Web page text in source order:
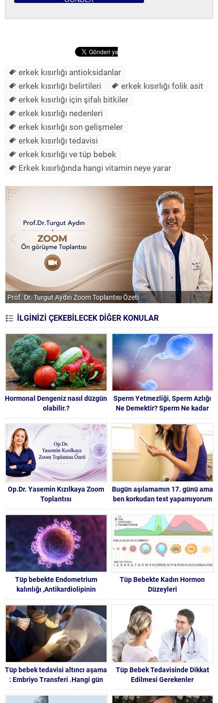
erkek kısırlığı antioksidanlar
erkek kısırlığı belirtileri
erkek kısırlığı folik asit
erkek kısırlığı için şifalı bitkiler
erkek kısırlığı nedenleri
erkek kısırlığı son gelişmeler
erkek kısırlığı tedavisi
erkek kısırlığı ve tüp bebek
Erkek kısırlığında hangi vitamin neye yarar
Prof. Dr. Turgut Aydın Zoom Toplantısı Özeti
İLGİNİZİ ÇEKEBİLECEK DİĞER KONULAR
Hormonal Dengeniz nasıl düzgün
olabilir.?
Sperm Yetmezliği, Sperm Azlığı
Ne Demektir? Sperm Ne kadar
olmalıdır ?
Op.Dr. Yasemin Kızılkaya Zoom
Toplantısı
Bugün aşılamamın 17. günü ama
ben korkudan test yapamıyorum
Tüp bebekte Endometrium
kalınlığı ,Antikardiolipinin
nedir,Tüp Bebek Tedavilerinde
Hasta Soru ve Doktor Cevapları
-92-
Tüp Bebekte Kadın Hormon
Düzeyleri
Tüp bebek tedavisi altıncı aşama
: Embriyo Transferi .Hangi gün
kaç hücre olması gerekir
Tüp Bebek Tedavisinde Dikkat
Edilmesi Gerekenler